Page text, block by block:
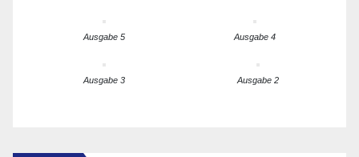
Ausgabe 5 Ausgabe 4
Ausgabe 3 Ausgabe 2